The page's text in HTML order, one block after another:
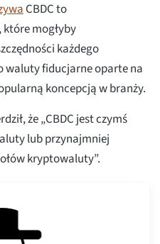
CBDC to
mogłyby
każdego
waluty fiducjarne oparte na
koncepcją w branży.
że „CBDC jest czymś
lub przynajmniej
kryptowaluty”.